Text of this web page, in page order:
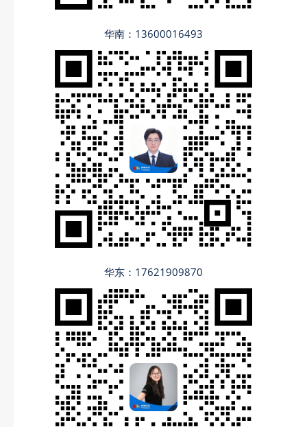
华南：13600016493
华东：17621909870